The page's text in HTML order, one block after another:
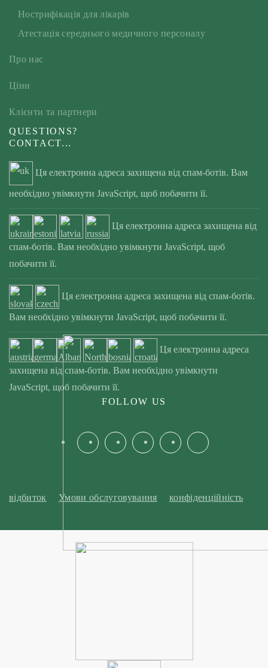
Нострифікація для лікарів
Атестація середнього медичного персоналу
Про нас
Ціни
Клієнти та партнери
QUESTIONS?
CONTACT...
Ця електронна адреса захищена від спам-ботів. Вам
необхідно увімкнути JavaScript, щоб побачити її.
Ця електронна адреса захищена від
спам-ботів. Вам необхідно увімкнути JavaScript, щоб
побачити її.
Ця електронна адреса захищена від спам-ботів.
Вам необхідно увімкнути JavaScript, щоб побачити її.
Ця електронна адреса
захищена від спам-ботів. Вам необхідно увімкнути
JavaScript, щоб побачити її.
FOLLOW US
відбиток Умови обслуговування конфіденційність